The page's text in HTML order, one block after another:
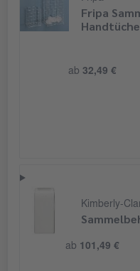
Fripa
ab 32,49 €
Kimberly-
ab 101,49 €